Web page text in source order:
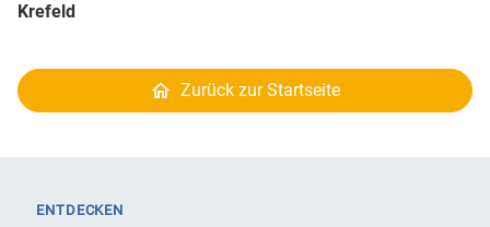
Krefeld
Zurück zur Startseite
ENTDECKEN